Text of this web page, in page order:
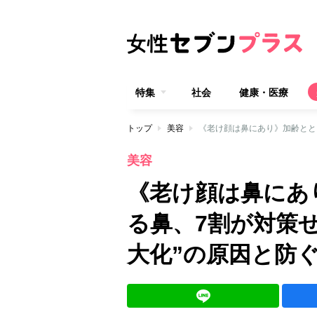
特集 社会 健康・医療
トップ 美容
美容
《老け顔は鼻に
る鼻、7割が対策
大化”の原因と防